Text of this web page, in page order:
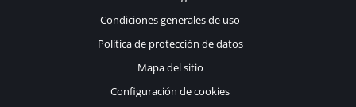
Condiciones generales de uso
Política de protección de datos
Mapa del sitio
Configuración de cookies